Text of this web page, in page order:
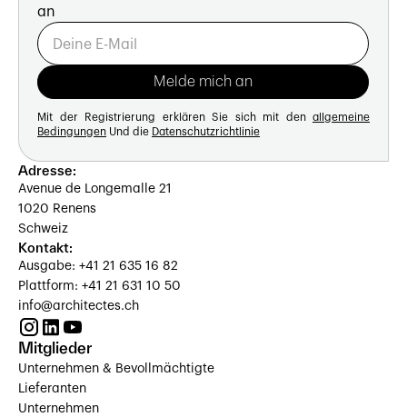
an
Mit der Registrierung erklären Sie sich mit den allgemeine
Bedingungen Und die Datenschutzrichtlinie
Adresse:
Avenue de Longemalle 21
1020 Renens
Schweiz
Kontakt:
Ausgabe: +41 21 635 16 82
Plattform: +41 21 631 10 50
info@architectes.ch
Mitglieder
Unternehmen & Bevollmächtigte
Lieferanten
Unternehmen